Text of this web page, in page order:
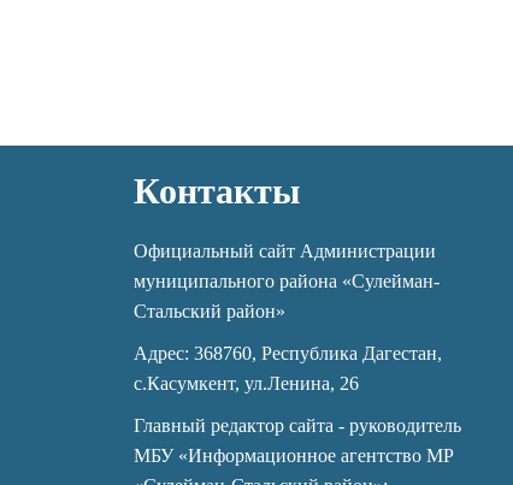
Контакты
Официальный сайт Администрации
муниципального района «Сулейман-
Стальский район»
Адрес: 368760, Республика Дагестан,
с.Касумкент, ул.Ленина, 26
Главный редактор сайта - руководитель
МБУ «Информационное агентство МР